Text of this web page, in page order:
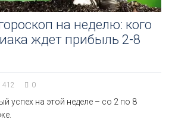
на неделю: кого
ждет прибыль 2-8
412 0
успех на этой неделе – со 2 по 8